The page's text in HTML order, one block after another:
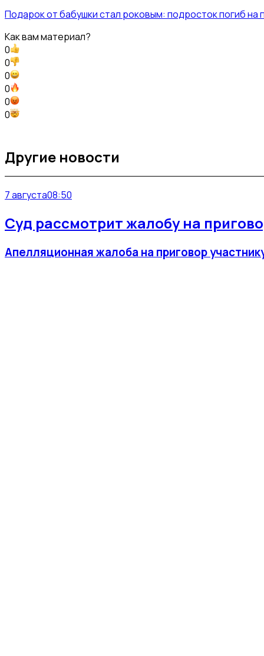
Подарок от бабушки стал роковым: подросток погиб на
Как вам материал?
0
0
0
0
0
0
Другие новости
7 августа08:50
Суд рассмотрит жалобу на
Апелляционная жалоба на приговор